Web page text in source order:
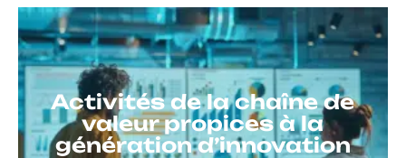
Activités de la chaîne de
valeur propices à la
génération d’innovation